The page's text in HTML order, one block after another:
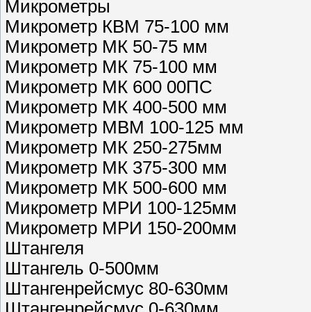
Микрометры
Микрометр КВМ 75-100 мм
Микрометр МК 50-75 мм
Микрометр МК 75-100 мм
Микрометр МК 600 00ПС
Микрометр МК 400-500 мм
Микрометр МВМ 100-125 мм
Микрометр МК 250-275мм
Микрометр МК 375-300 мм
Микрометр МК 500-600 мм
Микрометр МРИ 100-125мм
Микрометр МРИ 150-200мм
Штангеля
Штангель 0-500мм
Штангенрейсмус 80-630мм